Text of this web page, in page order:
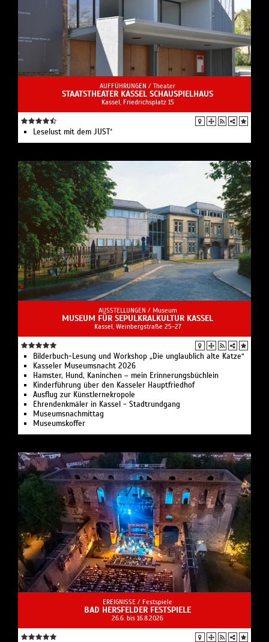
AUFFÜHRUNGEN / Theater
STAATSTHEATER KASSEL SCHAUSPIELHAUS
Kassel, Friedrichsplatz 15
Leselust mit dem JUST⁺
AUSSTELLUNGEN / Museum
MUSEUM FÜR SEPULKRALKULTUR KASSEL
Kassel, Weinbergstraße 25-27
Bilderbuch-Lesung und Workshop „Die unglaublich alte Katze“
Kasseler Museumsnacht 2026
Hamster, Hund, Kaninchen – mein Erinnerungsbüchlein
Kinderführung über den Kasseler Hauptfriedhof
Ausflug zur Künstlernekropole
Ehrendenkmäler in Kassel - Stadtrundgang
Museumsnachmittag
Museumskoffer
EREIGNISSE / Festspiele
BAD HERSFELDER FESTSPIELE
26.6. bis 16.8.2026